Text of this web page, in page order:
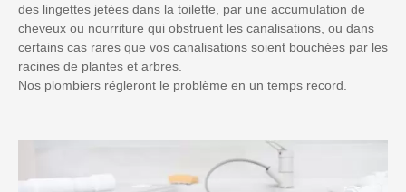
des lingettes jetées dans la toilette, par une accumulation de
cheveux ou nourriture qui obstruent les canalisations, ou dans
certains cas rares que vos canalisations soient bouchées par les
racines de plantes et arbres.
Nos plombiers régleront le problème en un temps record.